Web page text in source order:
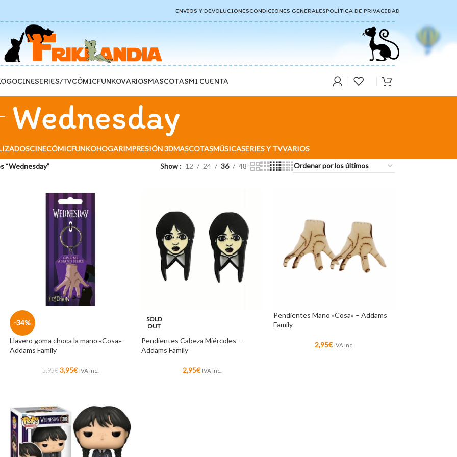
ENVÍOS Y DEVOLUCIONESCONDICIONES GENERALESPOLÍTICA DE PRIVACIDAD
CINESERIES/TVCÓMICFUNKOVARIOSMASCOTASMI CUENTA
Wednesday
CINECÓMICFUNKOHOGARIMPRESIÓN 3DMASCOTASMÚSICASERIES Y TVVARIOS
“Wednesday” Show 12 24 36 48
-34%
Llavero goma choca la mano «Cosa» –
Addams Family
5,95€ 3,95€ IVA inc.
SOLD
OUT
Pendientes Cabeza Miércoles –
Addams Family
2,95€ IVA inc.
Pendientes Mano «Cosa» – Addams
Family
2,95€ IVA inc.